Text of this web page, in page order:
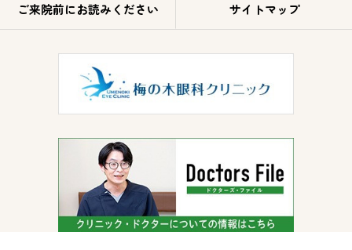
ご来院前にお読みください サイトマップ